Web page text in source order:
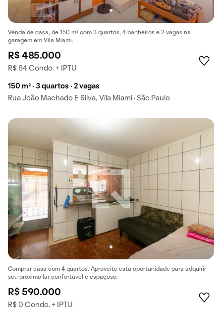
Venda de casa, de 150 m² com 3 quartos, 4 banheiros e 2 vagas na
garagem em Vila Miami.
R$ 485.000
R$ 84 Condo. + IPTU
150 m² · 3 quartos · 2 vagas
Rua João Machado E Silva, Vila Miami · São Paulo
Comprar casa com 4 quartos. Aproveite esta oportunidade para adquirir
seu próximo lar confortável e espaçoso.
R$ 590.000
R$ 0 Condo. + IPTU